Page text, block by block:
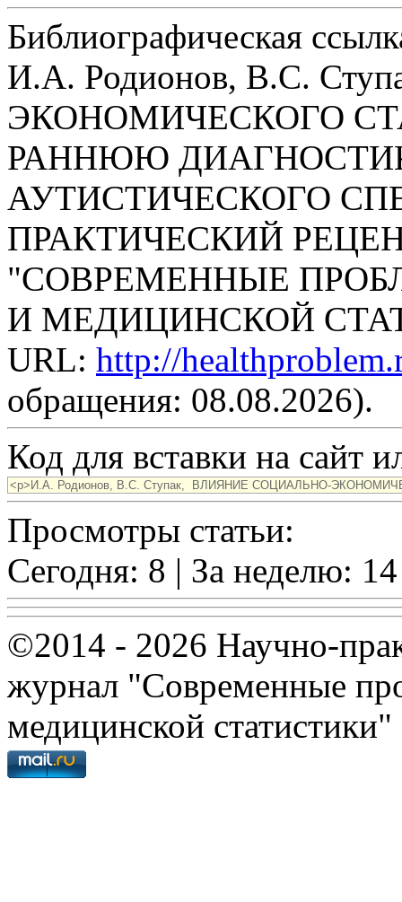
Библиографическая
И.А. Родионов, В.С.
ЭКОНОМИЧЕСКОГО
РАННЮЮ
АУТИСТИЧЕСКОГО
ПРАКТИЧЕСКИЙ
"СОВРЕМЕННЫЕ
И МЕДИЦИНСКОЙ
URL: http://
обращения: 08.08.2026).
Код для вставки на сайт
Просмотры статьи:
Сегодня: 8 | За неделю:
©2014 - 2026 Научно-
журнал "Современные
медицинской статистики"